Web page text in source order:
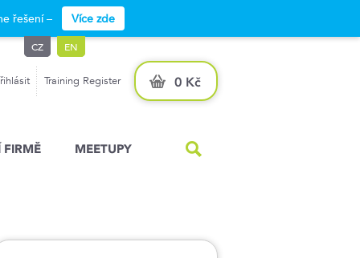
řešení – Více zde
Training Register 0 Kč
CZ EN
MEETUPY